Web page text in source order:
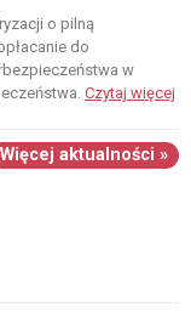
o pilną
do
w
Czytaj więcej
Więcej aktualności »